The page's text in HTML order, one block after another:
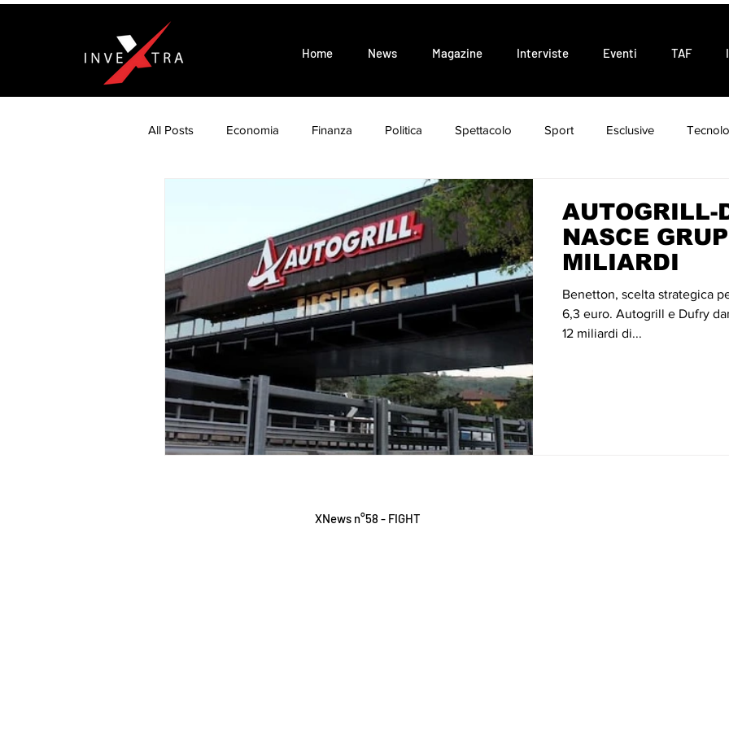
Home News Magazine Interviste Eventi TAF
All Posts Economia Finanza Politica Spettacolo Sport Esclusive
Attualità Tendenze
AUTOGRILL-
NASCE
MILIARDI
Benetton, scelta strategica
6,3 euro. Autogrill e Dufry
12 miliardi di...
XNews n°58 - FIGHT